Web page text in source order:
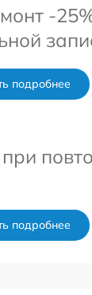
-
подробнее
подробнее